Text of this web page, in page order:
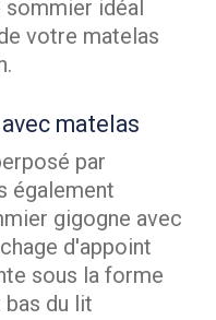
idéal
votre matelas
matelas
par
également
gigogne avec
d'appoint
sous la forme
du lit